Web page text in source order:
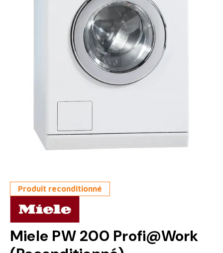
Produit reconditionné
Miele PW 200 Profi@Work